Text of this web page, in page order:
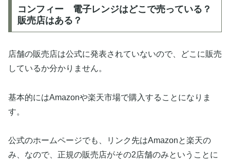
コンフィー 電子レンジはどこで売っている？
販売店はある？
店舗の販売店は公式に発表されていないので、どこに販売
しているか分かりません。
基本的にはAmazonや楽天市場で購入することになりま
す。
公式のホームページでも、リンク先はAmazonと楽天の
み、なので、正規の販売店がその2店舗のみということに